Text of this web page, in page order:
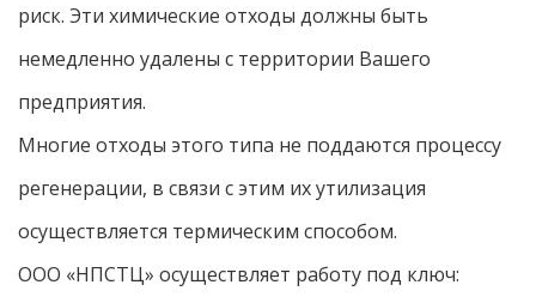
риск. Эти химические отходы должны быть
немедленно удалены с территории Вашего
предприятия.
Многие отходы этого типа не поддаются процессу
регенерации, в связи с этим их утилизация
осуществляется термическим способом.
ООО «НПСТЦ» осуществляет работу под ключ: